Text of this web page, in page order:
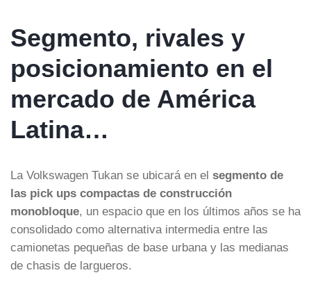
Segmento, rivales y
posicionamiento en el
mercado de América
Latina…
La Volkswagen Tukan se ubicará en el segmento de
las pick ups compactas de construcción
monobloque, un espacio que en los últimos años se ha
consolidado como alternativa intermedia entre las
camionetas pequeñas de base urbana y las medianas
de chasis de largueros.